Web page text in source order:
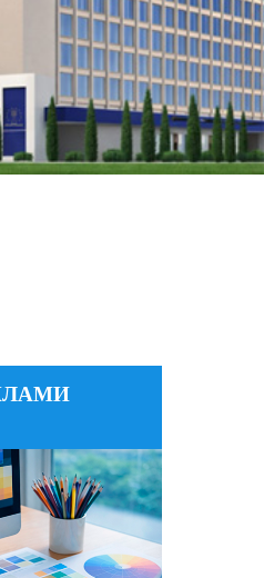
Тел:
340-24-62
Адреса:
№ 1, каб. 310